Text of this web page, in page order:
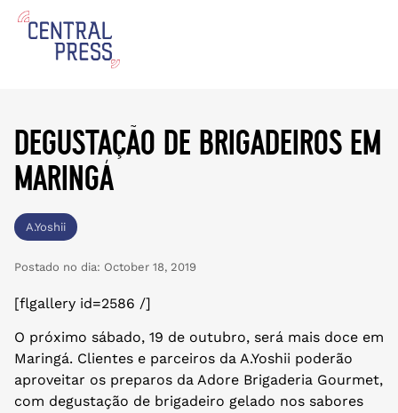
degustação de brigadeiros em
maringá
A.Yoshii
Postado no dia: October 18, 2019
[flgallery id=2586 /]
O próximo sábado, 19 de outubro, será mais doce em
Maringá. Clientes e parceiros da A.Yoshii poderão
aproveitar os preparos da Adore Brigaderia Gourmet,
com degustação de brigadeiro gelado nos sabores